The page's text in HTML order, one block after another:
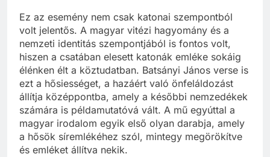
Ez az esemény nem csak katonai szempontból
volt jelentős. A magyar vitézi hagyomány és a
nemzeti identitás szempontjából is fontos volt,
hiszen a csatában elesett katonák emléke sokáig
élénken élt a köztudatban. Batsányi János verse is
ezt a hősiességet, a hazáért való önfeláldozást
állítja középpontba, amely a későbbi nemzedékek
számára is példamutatóvá vált. A mű egyúttal a
magyar irodalom egyik első olyan darabja, amely
a hősök síremlékéhez szól, mintegy megörökítve
és emléket állítva nekik.